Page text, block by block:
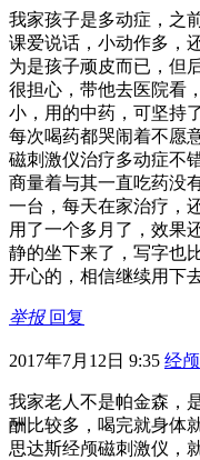
我家孩子是多动症，之
课爱说话，小动作多，
为是孩子顽皮而已，但
很担心，带他去医院看
小，用的中药，可坚持
每次喝药都哭闹着不愿
磁刺激仪治疗多动症不
商量着与其一直吃药没
一台，每天在家治疗，
用了一个多月了，效果
静的坐下来了，写字也
开心的，相信继续用下
举报 回复
2017年7月12日 9:35 经
我家老人不是帕金森，
酬比较多，喝完就身体
思达斯经颅磁刺激仪，